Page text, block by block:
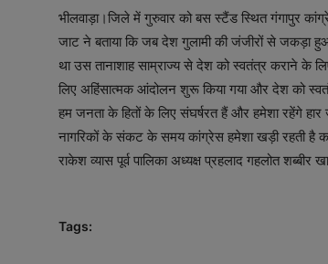
भीलवाड़ा।जिले में गुरुवार को बस स्टैंड स्थित गंगापुर
जाट ने बताया कि जब देश गुलामी की जंजीरों से जकड़ा
था उस तानाशाह साम्राज्य से देश को स्वतंत्र कराने के
लिए अहिंसात्मक आंदोलन शुरू किया गया और देश को
हम जनता के हितों के लिए संघर्षरत हैं और हमेशा रहेंगे हार
नागरिकों के संकट के समय कांग्रेस हमेशा खड़ी रहती है
राकेश व्यास पूर्व पालिका अध्यक्ष प्रहलाद गहलोत
Tags: